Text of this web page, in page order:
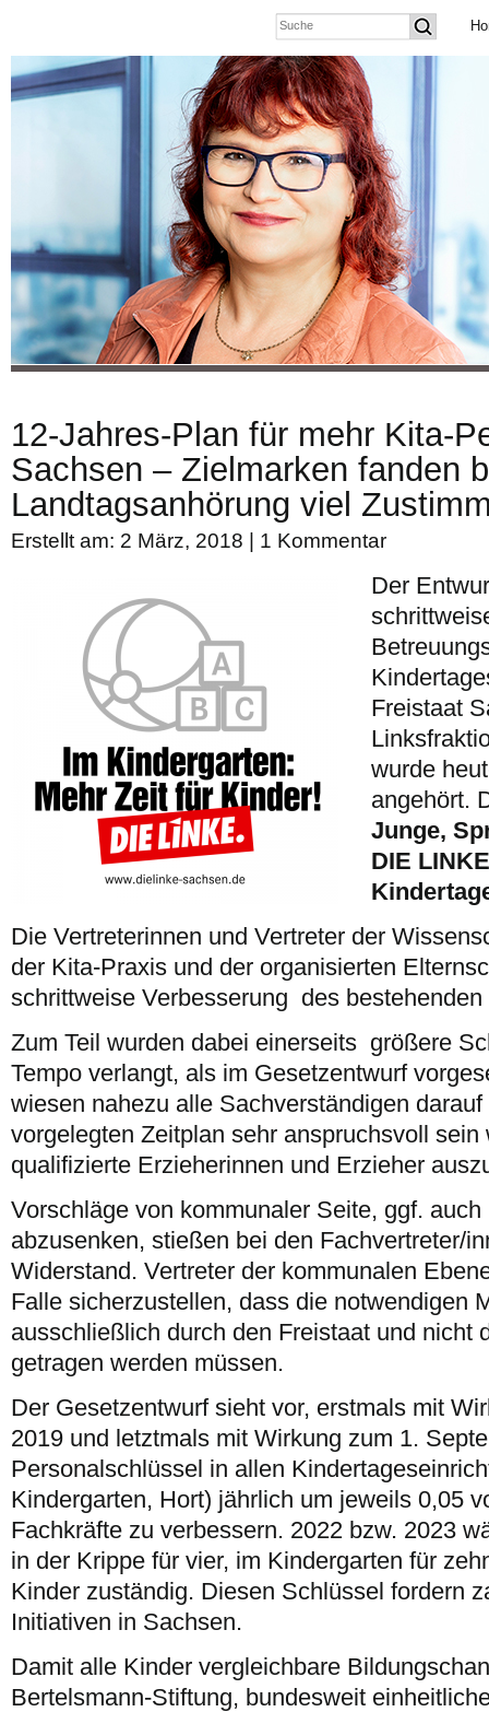
12-Jahres-Plan für mehr Kita-
Sachsen – Zielmarken fanden
Landtagsanhörung viel
Erstellt am: 2 März, 2018 | 1 Kommentar
Der
Freistaat
wurde
angehört.
Junge,
DIE
Die Vertreterinnen und Vertreter der
der Kita-Praxis und der organisierten
schrittweise Verbesserung des
Zum Teil wurden dabei einerseits größere
Tempo verlangt, als im Gesetzentwurf
wiesen nahezu alle Sachverständigen
vorgelegten Zeitplan sehr anspruchsvoll
qualifizierte Erzieherinnen und Erzieher
Vorschläge von kommunaler Seite, ggf.
abzusenken, stießen bei den Fachvertreter/
Widerstand. Vertreter der kommunalen
Falle sicherzustellen, dass die notwendigen
ausschließlich durch den Freistaat und nicht
getragen werden müssen.
Der Gesetzentwurf sieht vor, erstmals mit
2019 und letztmals mit Wirkung zum 1.
Personalschlüssel in allen
Kindergarten, Hort) jährlich um jeweils 0,05
Fachkräfte zu verbessern. 2022 bzw. 2023
in der Krippe für vier, im Kindergarten für
Kinder zuständig. Diesen Schlüssel fordern
Initiativen in Sachsen.
Damit alle Kinder vergleichbare
Bertelsmann-Stiftung, bundesweit